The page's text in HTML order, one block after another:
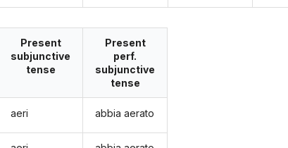
Present
subjunctive
tense
aeri
Present
perf.
subjunctive
tense
abbia aerato